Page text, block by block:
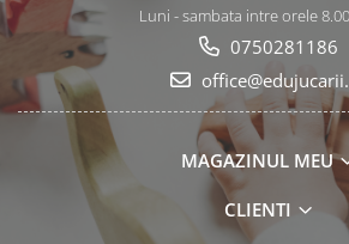
Luni - sambata intre orele
0750281186
MAGAZINUL MEU
CLIENTI